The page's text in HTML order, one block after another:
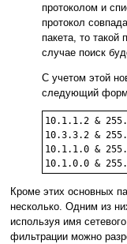
протоколом и
протокол
пакета, то такой
случае поиск
С учетом этой
следующий
10.1.1.2 &
10.3.3.2 &
10.1.1.0 &
10.1.0.0 &
Кроме этих основных
несколько. Одним из
используя имя
фильтрации можно